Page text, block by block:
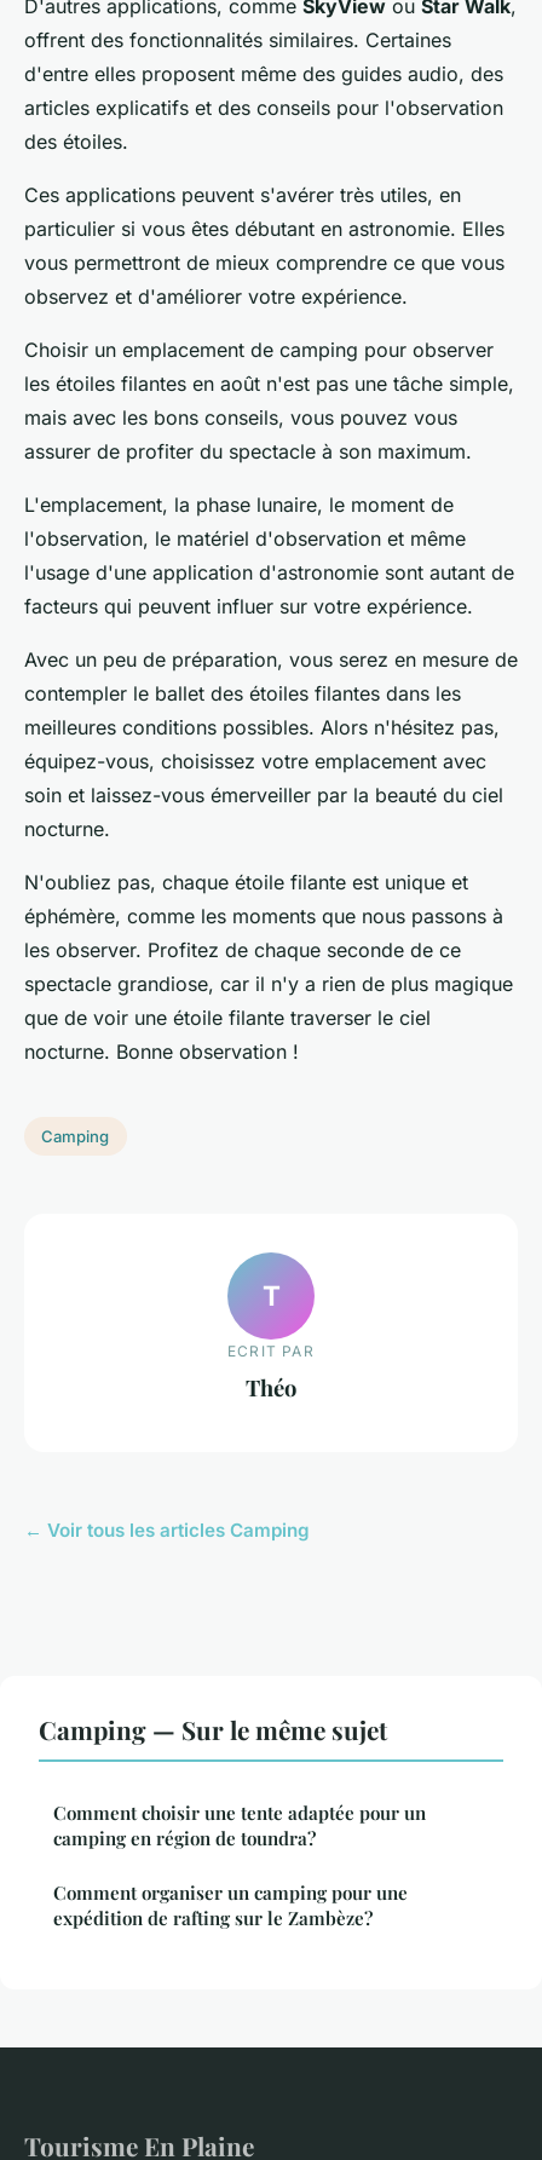
D'autres applications, comme SkyView ou Star Walk,
offrent des fonctionnalités similaires. Certaines
d'entre elles proposent même des guides audio, des
articles explicatifs et des conseils pour l'observation
des étoiles.
Ces applications peuvent s'avérer très utiles, en
particulier si vous êtes débutant en astronomie. Elles
vous permettront de mieux comprendre ce que vous
observez et d'améliorer votre expérience.
Choisir un emplacement de camping pour observer
les étoiles filantes en août n'est pas une tâche simple,
mais avec les bons conseils, vous pouvez vous
assurer de profiter du spectacle à son maximum.
L'emplacement, la phase lunaire, le moment de
l'observation, le matériel d'observation et même
l'usage d'une application d'astronomie sont autant de
facteurs qui peuvent influer sur votre expérience.
Avec un peu de préparation, vous serez en mesure de
contempler le ballet des étoiles filantes dans les
meilleures conditions possibles. Alors n'hésitez pas,
équipez-vous, choisissez votre emplacement avec
soin et laissez-vous émerveiller par la beauté du ciel
nocturne.
N'oubliez pas, chaque étoile filante est unique et
éphémère, comme les moments que nous passons à
les observer. Profitez de chaque seconde de ce
spectacle grandiose, car il n'y a rien de plus magique
que de voir une étoile filante traverser le ciel
nocturne. Bonne observation !
Camping
T
ECRIT PAR
Théo
← Voir tous les articles Camping
Camping — Sur le même sujet
Comment choisir une tente adaptée pour un
camping en région de toundra?
Comment organiser un camping pour une
expédition de rafting sur le Zambèze?
Tourisme En Plaine